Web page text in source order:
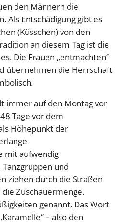
den Männern die
Als Entschädigung gibt es
(Küsschen) von den
an diesem Tag ist die
Die Frauen „entmachten“
übernehmen die Herrschaft
immer auf den Montag vor
Tage vor dem
Höhepunkt der
mit aufwendig
und
ziehen durch die Straßen
Zuschauermenge.
genannt. Das Wort
– also den